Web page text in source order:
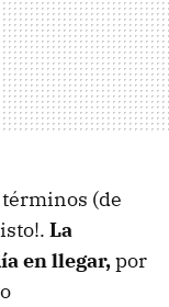
(de
La
en llegar,por